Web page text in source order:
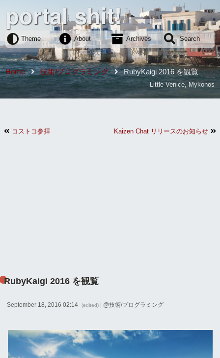
portal shit!
Theme About Archives Search
Home 技術/プログラミング RubyKaigi 2016 を観覧
Little Venice, Mykonos
コストコ参拝 Kaizen Chat リリースのお知らせ
RubyKaigi 2016 を観覧
September 18, 2016 02:14 (edited) | @技術/プログラミング